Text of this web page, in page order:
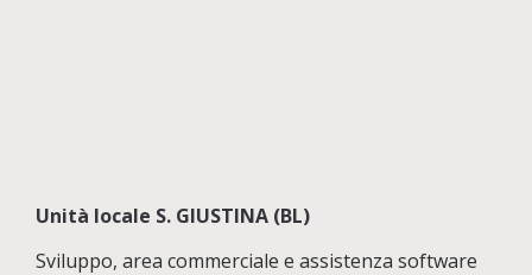
Unità locale S. GIUSTINA (BL)
Sviluppo, area commerciale e assistenza software